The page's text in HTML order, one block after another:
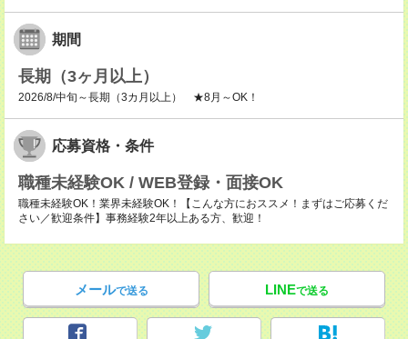
期間
長期（3ヶ月以上）
2026/8/中旬～長期（3カ月以上） ★8月～OK！
応募資格・条件
職種未経験OK / WEB登録・面接OK
職種未経験OK！業界未経験OK！【こんな方におススメ！まずはご応募くだ
さい／歓迎条件】事務経験2年以上ある方、歓迎！
メールで送る LINEで送る